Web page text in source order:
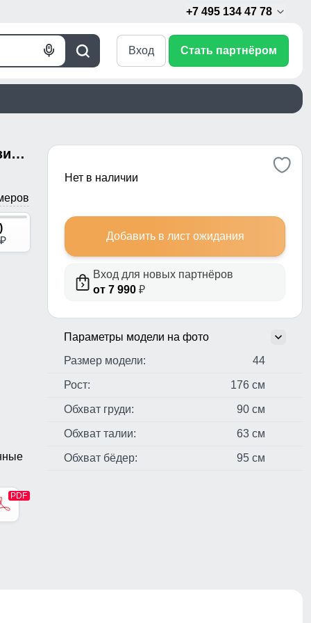
+7 495 134 47 78
Поиск
Голосовой
Вход Стать партнёром
Горнолыжный костюм женский зимний желтого цвета 0709_1J
p
Нет в наличии
Добавить в лист ожидания
Вход для новых партнёров
от 7 990 ₽
Параметры модели на фото
Размер модели:
44
Рост: 176 см
Обхват груди: 90 см
Обхват талии: 63 см
Обхват бёдер: 95 см